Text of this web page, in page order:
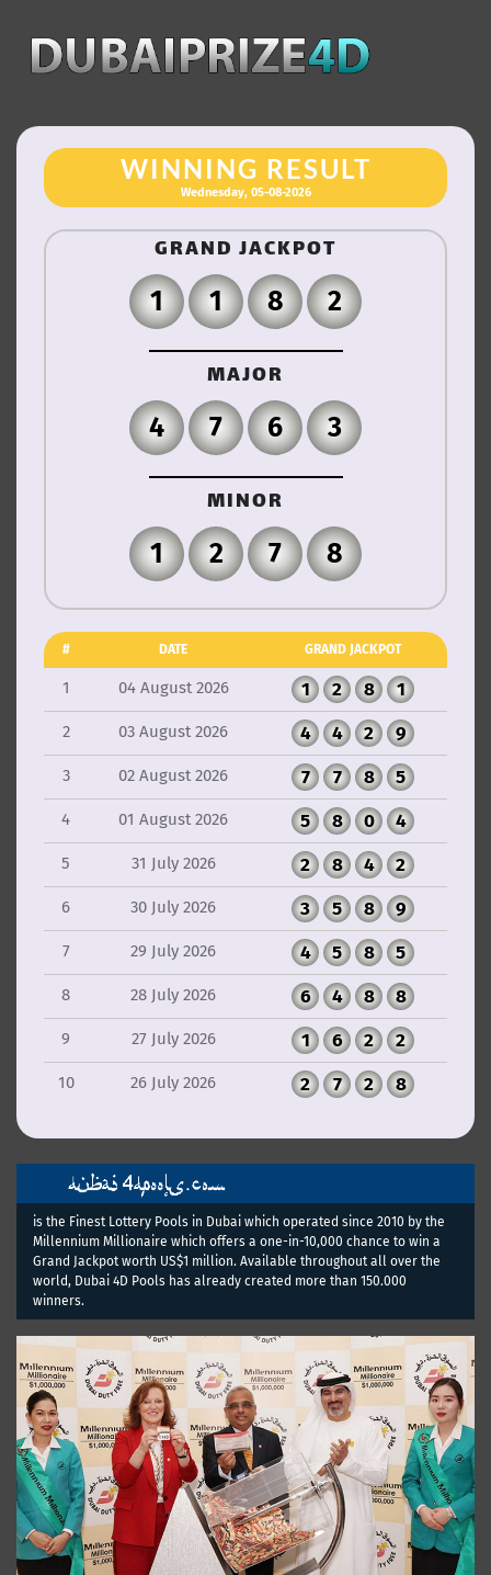
LOTTERY HOME
HOW TO PURCHASE
(NUMBERS)
LOTTERY POLICY
WINNING RESULT
Wednesday, 05-08-2026
GRAND JACKPOT
1 1 8 2
MAJOR
4 7 6 3
MINOR
1 2 7 8
# DATE GRAND JACKPOT
1 04 August 2026 1 2 8 1
2 03 August 2026 4 4 2 9
3 02 August 2026 7 7 8 5
4 01 August 2026 5 8 0 4
5 31 July 2026 2 8 4 2
6 30 July 2026 3 5 8 9
7 29 July 2026 4 5 8 5
8 28 July 2026 6 4 8 8
9 27 July 2026 1 6 2 2
10 26 July 2026 2 7 2 8
is the Finest Lottery Pools in Dubai which operated since 2010 by the
Millennium Millionaire which offers a one-in-10,000 chance to win a
Grand Jackpot worth US$1 million. Available throughout all over the
world, Dubai 4D Pools has already created more than 150.000
winners.